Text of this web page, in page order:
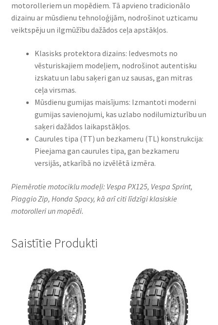
motorolleriem un mopēdiem. Tā apvieno tradicionālo
dizainu ar mūsdienu tehnoloģijām, nodrošinot uzticamu
veiktspēju un ilgmūžību dažādos ceļa apstākļos.
Klasisks protektora dizains: Iedvesmots no
vēsturiskajiem modeļiem, nodrošinot autentisku
izskatu un labu saķeri gan uz sausas, gan mitras
ceļa virsmas.
Mūsdienu gumijas maisījums: Izmantoti moderni
gumijas savienojumi, kas uzlabo nodilumizturību un
saķeri dažādos laikapstākļos.
Caurules tipa (TT) un bezkameru (TL) konstrukcija:
Pieejama gan caurules tipa, gan bezkameru
versijās, atkarībā no izvēlētā izmēra.
Piemērotie motociklu modeļi: Vespa PX125, Vespa Sprint,
Piaggio Zip, Honda Spacy, kā arī citi līdzīgi klasiskie
motorolleri un mopēdi.
Saistītie Produkti